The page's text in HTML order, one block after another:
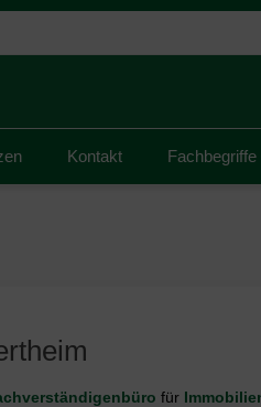
Kontakt Fachbegriffe
für